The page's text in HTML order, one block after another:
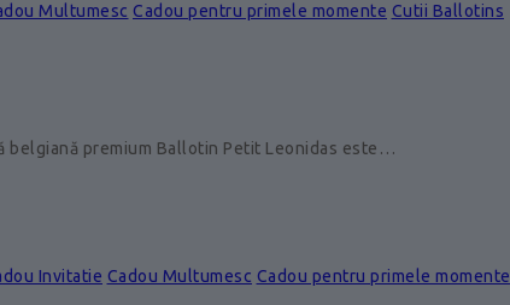
Multumesc Cadou pentru primele momente Cutii Ballotins
belgiană premium Ballotin Petit Leonidas este…
Invitatie Cadou Multumesc Cadou pentru primele momente